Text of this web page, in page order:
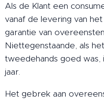
Als de Klant een
vanaf de levering van
garantie van
Niettegenstaande, als
tweedehands goed
jaar.
Het gebrek aan